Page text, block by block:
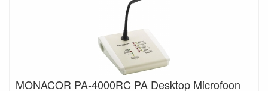
MONACOR PA-4000RC PA Desktop Microfoon